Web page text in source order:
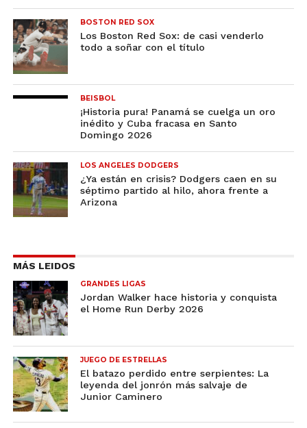
BOSTON RED SOX
Los Boston Red Sox: de casi venderlo
todo a soñar con el título
BEISBOL
¡Historia pura! Panamá se cuelga un oro
inédito y Cuba fracasa en Santo
Domingo 2026
LOS ANGELES DODGERS
¿Ya están en crisis? Dodgers caen en su
séptimo partido al hilo, ahora frente a
Arizona
MÁS LEIDOS
GRANDES LIGAS
Jordan Walker hace historia y conquista
el Home Run Derby 2026
JUEGO DE ESTRELLAS
El batazo perdido entre serpientes: La
leyenda del jonrón más salvaje de
Junior Caminero